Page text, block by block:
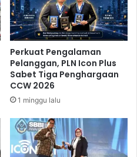
Perkuat Pengalaman
Pelanggan, PLN Icon Plus
Sabet Tiga Penghargaan
CCW 2026
1 minggu lalu